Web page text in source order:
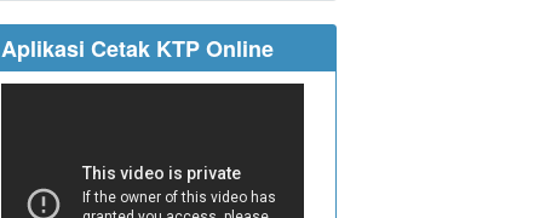
Aplikasi Cetak KTP Online